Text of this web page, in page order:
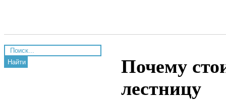
Найти
Почему
лестницу